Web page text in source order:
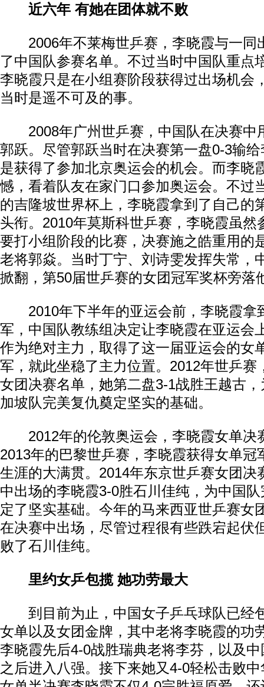
近六年 有她在团体就不败
2006年不莱梅世乒赛，李晓霞与一同
了中国队参赛名单。不过当时中国队重点
李晓霞只是在小组赛阶段获得过出场机会
当时是遥不可及的事。
2008年广州世乒赛，中国队在决赛中
郭跃。尽管郭跃当时在决赛第一盘0-3输
是获得了参加北京奥运会的机会。而李晓
憾，看着队友在家门口参加奥运会。不过
的吉隆坡世界杯上，李晓霞拿到了自己的
头衔。2010年莫斯科世乒赛，李晓霞虽然
要打小组阶段的比赛，决赛施之皓重用的
老将郭焱。当时丁宁、刘诗雯发挥失常，
掀翻，第50届世乒赛的女团冠军奖杯旁落
2010年下半年的亚运会前，李晓霞拿
军，中国队教练组决定让李晓霞在亚运会
作为绝对主力，取得了这一届亚运会的女
军，就此坐稳了主力位置。2012年世乒赛
女团决赛名单，她第二盘3-1战胜王越古
加坡队完美复仇奠定坚实的基础。
2012年的伦敦奥运会，李晓霞女单决
2013年的巴黎世乒赛，李晓霞获得女单冠
生涯的大满贯。2014年东京世乒赛女团决
中出场的李晓霞3-0胜石川佳纯，为中国
定了坚实基础。今年的马来西亚世乒赛女
在决赛中出场，尽管过程很有些跌宕起伏
败了石川佳纯。
里约女乒包揽 她功劳最大
到目前为止，中国女子乒乓球队已经
女单以及女团金牌，其中老将李晓霞的功
李晓霞先后4-0战胜瑞典老将李芬，以及
之后进入八强。接下来她又4-0轻松击败